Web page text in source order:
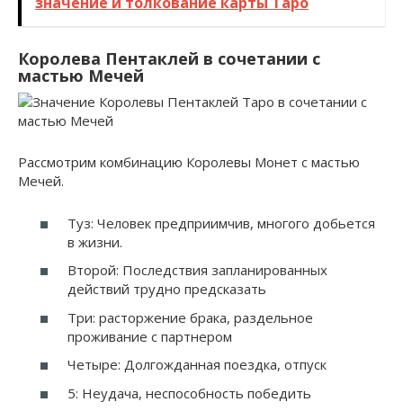
Королева Пентаклей в сочетании с
мастью Мечей
Рассмотрим комбинацию Королевы Монет с мастью
Мечей.
Туз: Человек предприимчив, многого добьется
в жизни.
Второй: Последствия запланированных
действий трудно предсказать
Три: расторжение брака, раздельное
проживание с партнером
Четыре: Долгожданная поездка, отпуск
5: Неудача, неспособность победить